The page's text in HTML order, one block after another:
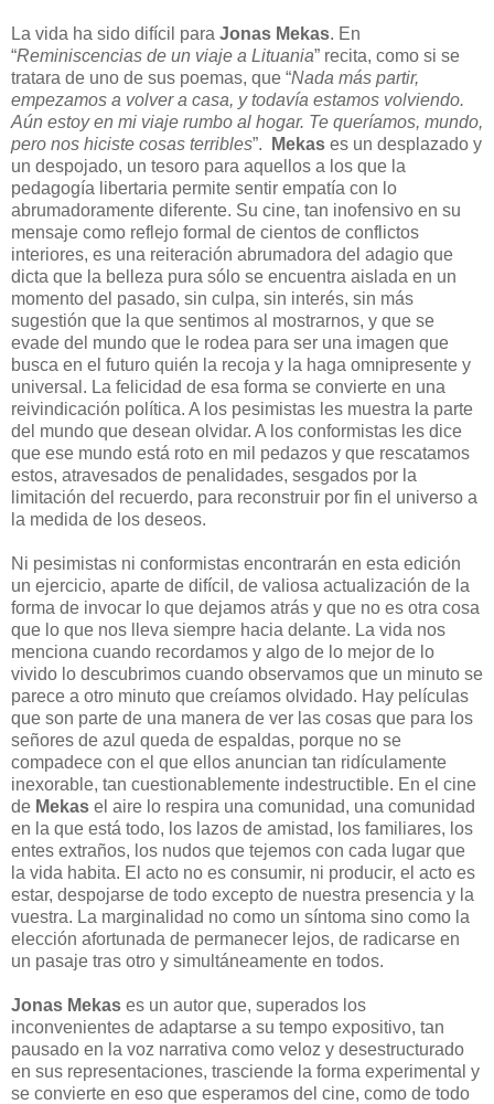
La vida ha sido difícil para Jonas Mekas. En
“Reminiscencias de un viaje a Lituania” recita, como si se
tratara de uno de sus poemas, que “Nada más partir,
empezamos a volver a casa, y todavía estamos volviendo.
Aún estoy en mi viaje rumbo al hogar. Te queríamos, mundo,
pero nos hiciste cosas terribles”. Mekas es un desplazado y
un despojado, un tesoro para aquellos a los que la
pedagogía libertaria permite sentir empatía con lo
abrumadoramente diferente. Su cine, tan inofensivo en su
mensaje como reflejo formal de cientos de conflictos
interiores, es una reiteración abrumadora del adagio que
dicta que la belleza pura sólo se encuentra aislada en un
momento del pasado, sin culpa, sin interés, sin más
sugestión que la que sentimos al mostrarnos, y que se
evade del mundo que le rodea para ser una imagen que
busca en el futuro quién la recoja y la haga omnipresente y
universal. La felicidad de esa forma se convierte en una
reivindicación política. A los pesimistas les muestra la parte
del mundo que desean olvidar. A los conformistas les dice
que ese mundo está roto en mil pedazos y que rescatamos
estos, atravesados de penalidades, sesgados por la
limitación del recuerdo, para reconstruir por fin el universo a
la medida de los deseos.
Ni pesimistas ni conformistas encontrarán en esta edición
un ejercicio, aparte de difícil, de valiosa actualización de la
forma de invocar lo que dejamos atrás y que no es otra cosa
que lo que nos lleva siempre hacia delante. La vida nos
menciona cuando recordamos y algo de lo mejor de lo
vivido lo descubrimos cuando observamos que un minuto se
parece a otro minuto que creíamos olvidado. Hay películas
que son parte de una manera de ver las cosas que para los
señores de azul queda de espaldas, porque no se
compadece con el que ellos anuncian tan ridículamente
inexorable, tan cuestionablemente indestructible. En el cine
de Mekas el aire lo respira una comunidad, una comunidad
en la que está todo, los lazos de amistad, los familiares, los
entes extraños, los nudos que tejemos con cada lugar que
la vida habita. El acto no es consumir, ni producir, el acto es
estar, despojarse de todo excepto de nuestra presencia y la
vuestra. La marginalidad no como un síntoma sino como la
elección afortunada de permanecer lejos, de radicarse en
un pasaje tras otro y simultáneamente en todos.
Jonas Mekas es un autor que, superados los
inconvenientes de adaptarse a su tempo expositivo, tan
pausado en la voz narrativa como veloz y desestructurado
en sus representaciones, trasciende la forma experimental y
se convierte en eso que esperamos del cine, como de todo